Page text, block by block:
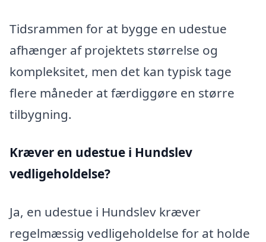
Tidsrammen for at bygge en udestue
afhænger af projektets størrelse og
kompleksitet, men det kan typisk tage
flere måneder at færdiggøre en større
tilbygning.
Kræver en udestue i Hundslev
vedligeholdelse?
Ja, en udestue i Hundslev kræver
regelmæssig vedligeholdelse for at holde